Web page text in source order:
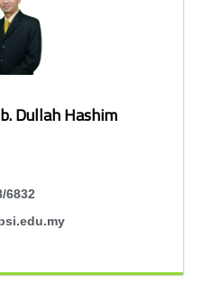
Dullah Hashim
6832